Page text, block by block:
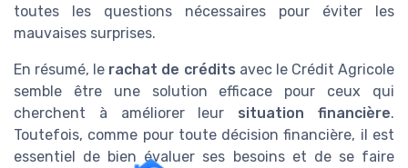
toutes les questions nécessaires pour éviter les
mauvaises surprises.
En résumé, le rachat de crédits avec le Crédit Agricole
semble être une solution efficace pour ceux qui
cherchent à améliorer leur situation financière.
Toutefois, comme pour toute décision financière, il est
essentiel de bien évaluer ses besoins et de se faire